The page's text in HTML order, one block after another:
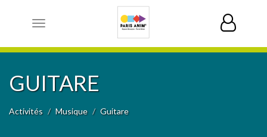
Toggle
GUITARE
Activités Musique Guitare